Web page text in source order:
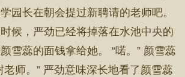
园长在朝会提过新聘请的老师吧。
候，严劲已经将掉落在水池中央的
雪蕊的面钱拿给她。 “喏。” 颜雪蕊
老师。” 严劲意味深长地看了颜雪蕊